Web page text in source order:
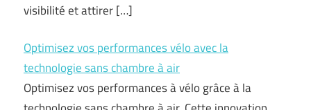
visibilité et attirer […]
Optimisez vos performances vélo avec la
technologie sans chambre à air
Optimisez vos performances à vélo grâce à la